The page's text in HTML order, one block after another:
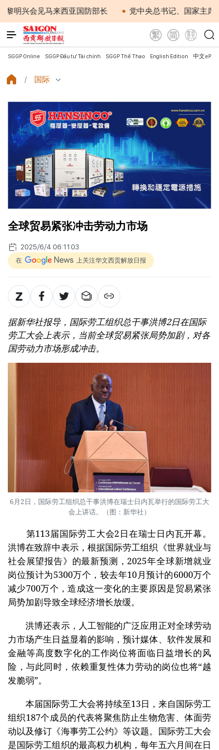
会见马来西亚国防部长 党中央总书记、国家主席苏林
SGGP Online SGGP Đầu tư Tài chính SGGP Thể Thao English Edition 中文
国际
全球贸易紧张冲击劳动力市场
2025/6/4 06:11:03
在 上关注华文西贡解放日报
据新华社报导，国际劳工组织总干事洪博2日在国际
劳工大会上表示，当前全球贸易紧张局势加剧，对各
国劳动力市场形成冲击。
6月2日，国际劳工组织总干事洪博在瑞士日内瓦举行的国际劳工大
会上讲话。（图：新华社）
第113届国际劳工大会2日在瑞士日内瓦开幕。
洪博在致辞中表示，根据国际劳工组织《世界就业与
社会展望报告》的最新预测，2025年全球新增就业
岗位预计为5300万个，较去年10月预计的6000万个
减少700万个，造成这一变化的主要原因是贸易紧张
局势加剧导致全球经济增长放缓。
洪博还表示，人工智能的广泛应用正对全球劳动
力市场产生日益显着的影响，预计媒体、软件发展和
金融等高度数字化的工作岗位将面临日益增长的风
险，与此同时，依赖重复性体力劳动的岗位也将“越
发脆弱”。
本届国际劳工大会将持续至13日，来自国际劳工
组织187个成员的代表将聚焦防止生物危害、体面劳
动以及修订《海事劳工公约》等议题。国际劳工大会
是国际劳工组织的最高权力机构，每年五六月间在日